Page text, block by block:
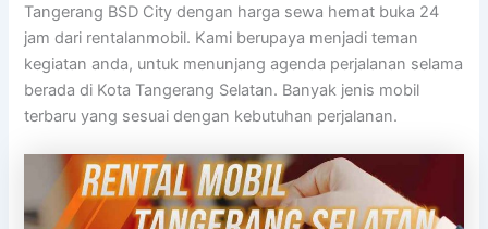
Tangerang BSD City dengan harga sewa hemat buka 24
jam dari rentalanmobil. Kami berupaya menjadi teman
kegiatan anda, untuk menunjang agenda perjalanan selama
berada di Kota Tangerang Selatan. Banyak jenis mobil
terbaru yang sesuai dengan kebutuhan perjalanan.